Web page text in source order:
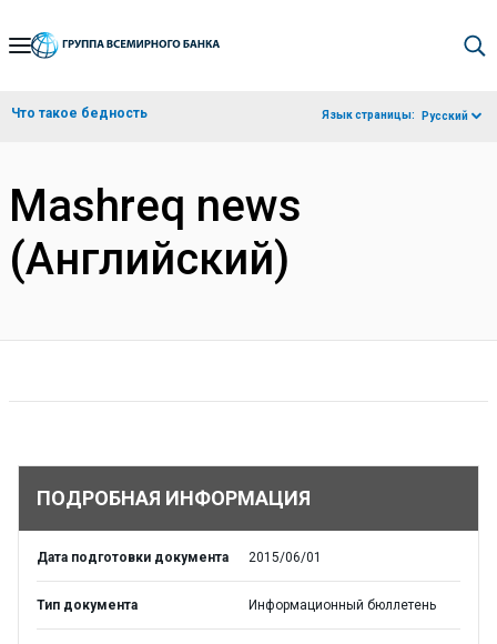
Skip
Navigation
Что такое бедность Язык страницы: Русский
Mashreq news
(Английский)
ПОДРОБНАЯ ИНФОРМАЦИЯ
Дата подготовки документа 2015/06/01
Тип документа Информационный бюллетень